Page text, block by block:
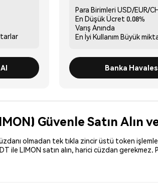
Para Birimleri USD/EUR/
En Düşük Ücret 0.08%
Varış Anında
En İyi Kullanım Büyük
Banka
Güvenle Satın Alın
olmadan tek tıkla zincir üstü token
ile LIMON satın alın, harici cüzdan